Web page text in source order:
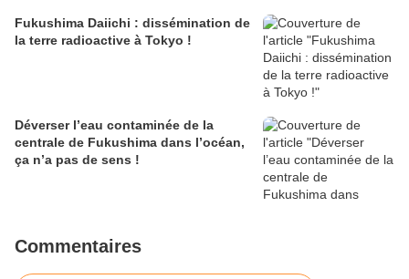
Fukushima Daiichi : dissémination de
la terre radioactive à Tokyo !
Déverser l’eau contaminée de la
centrale de Fukushima dans l’océan,
ça n’a pas de sens !
Commentaires